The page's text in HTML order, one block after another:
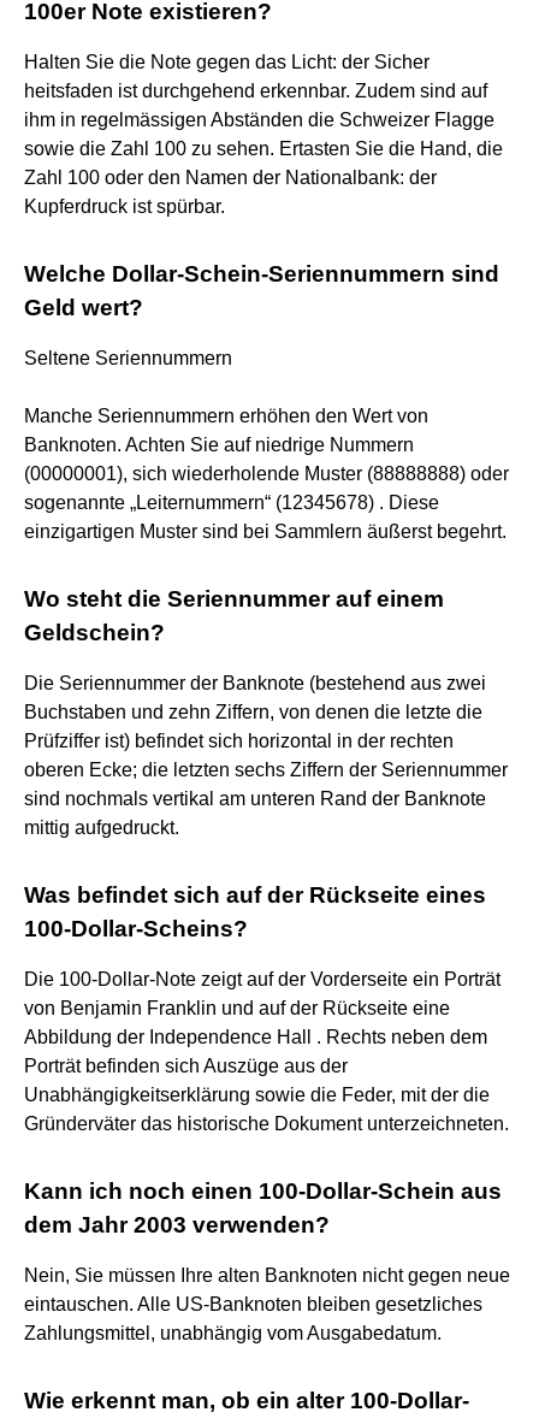
100er Note existieren?
Halten Sie die Note gegen das Licht: der Sicher
heitsfaden ist durchgehend erkennbar. Zudem sind auf
ihm in regelmässigen Abständen die Schweizer Flagge
sowie die Zahl 100 zu sehen. Ertasten Sie die Hand, die
Zahl 100 oder den Namen der Nationalbank: der
Kupferdruck ist spürbar.
Welche Dollar-Schein-Seriennummern sind
Geld wert?
Seltene Seriennummern
Manche Seriennummern erhöhen den Wert von
Banknoten. Achten Sie auf niedrige Nummern
(00000001), sich wiederholende Muster (88888888) oder
sogenannte „Leiternummern“ (12345678) . Diese
einzigartigen Muster sind bei Sammlern äußerst begehrt.
Wo steht die Seriennummer auf einem
Geldschein?
Die Seriennummer der Banknote (bestehend aus zwei
Buchstaben und zehn Ziffern, von denen die letzte die
Prüfziffer ist) befindet sich horizontal in der rechten
oberen Ecke; die letzten sechs Ziffern der Seriennummer
sind nochmals vertikal am unteren Rand der Banknote
mittig aufgedruckt.
Was befindet sich auf der Rückseite eines
100-Dollar-Scheins?
Die 100-Dollar-Note zeigt auf der Vorderseite ein Porträt
von Benjamin Franklin und auf der Rückseite eine
Abbildung der Independence Hall . Rechts neben dem
Porträt befinden sich Auszüge aus der
Unabhängigkeitserklärung sowie die Feder, mit der die
Gründerväter das historische Dokument unterzeichneten.
Kann ich noch einen 100-Dollar-Schein aus
dem Jahr 2003 verwenden?
Nein, Sie müssen Ihre alten Banknoten nicht gegen neue
eintauschen. Alle US-Banknoten bleiben gesetzliches
Zahlungsmittel, unabhängig vom Ausgabedatum.
Wie erkennt man, ob ein alter 100-Dollar-